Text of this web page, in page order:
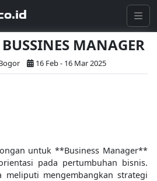
MANAGER
16 Feb - 16 Mar 2025
untuk **Business Manager**
pada pertumbuhan bisnis.
meliputi mengembangkan strategi